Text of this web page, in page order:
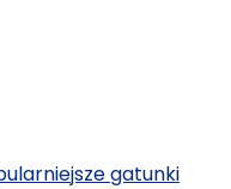
gatunki